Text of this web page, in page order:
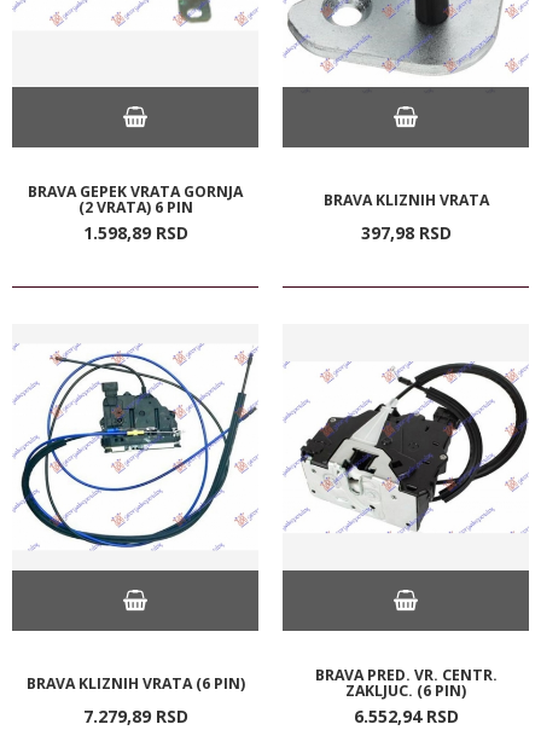
BRAVA GEPEK VRATA GORNJA
(2 VRATA) 6 PIN
1.598,89 RSD
BRAVA KLIZNIH VRATA
397,98 RSD
BRAVA KLIZNIH VRATA (6 PIN)
7.279,89 RSD
BRAVA PRED. VR. CENTR.
ZAKLJUC. (6 PIN)
6.552,94 RSD